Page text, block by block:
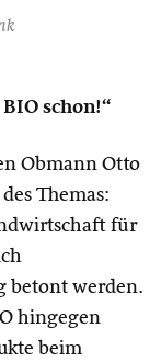
schon!“
Obmann Otto
Themas:
für
betont werden.
hingegen
beim